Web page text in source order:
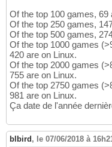
Of the top 100 games, 69
Of the top 250 games,
Of the top 500 games,
Of the top 1000 games
420 are on Linux.
Of the top 2000 games
755 are on Linux.
Of the top 2750 games
981 are on Linux.
Ça date de l'année
blbird , le 07/06/2018 à